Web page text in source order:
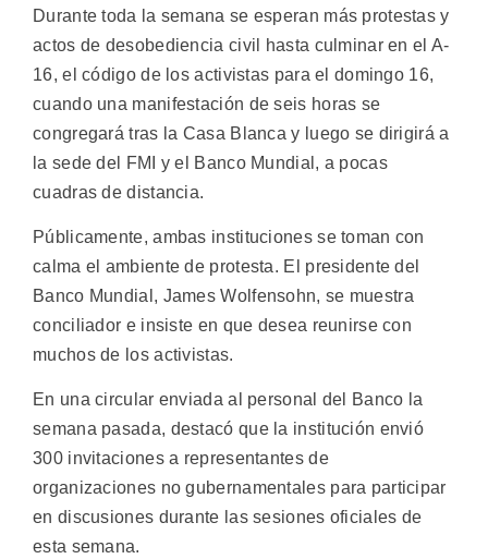
Durante toda la semana se esperan más protestas y
actos de desobediencia civil hasta culminar en el A-
16, el código de los activistas para el domingo 16,
cuando una manifestación de seis horas se
congregará tras la Casa Blanca y luego se dirigirá a
la sede del FMI y el Banco Mundial, a pocas
cuadras de distancia.
Públicamente, ambas instituciones se toman con
calma el ambiente de protesta. El presidente del
Banco Mundial, James Wolfensohn, se muestra
conciliador e insiste en que desea reunirse con
muchos de los activistas.
En una circular enviada al personal del Banco la
semana pasada, destacó que la institución envió
300 invitaciones a representantes de
organizaciones no gubernamentales para participar
en discusiones durante las sesiones oficiales de
esta semana.